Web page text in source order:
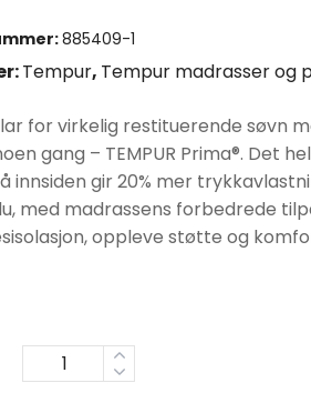
pris
var:
kr37790.
er:
885409-1
Tempur, Tempur madrasser og
for virkelig restituerende søvn
gang – TEMPUR Prima®. Det
innsiden gir 20% mer
med madrassens forbedrede
oppleve støtte og